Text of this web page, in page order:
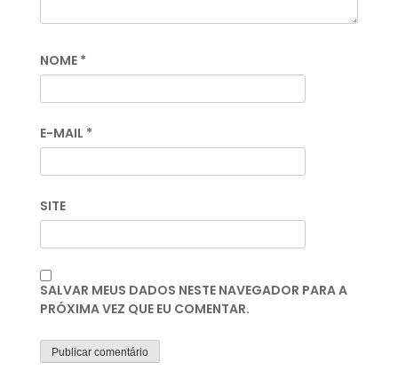
NOME *
E-MAIL *
SITE
SALVAR MEUS DADOS NESTE NAVEGADOR PARA A
PRÓXIMA VEZ QUE EU COMENTAR.